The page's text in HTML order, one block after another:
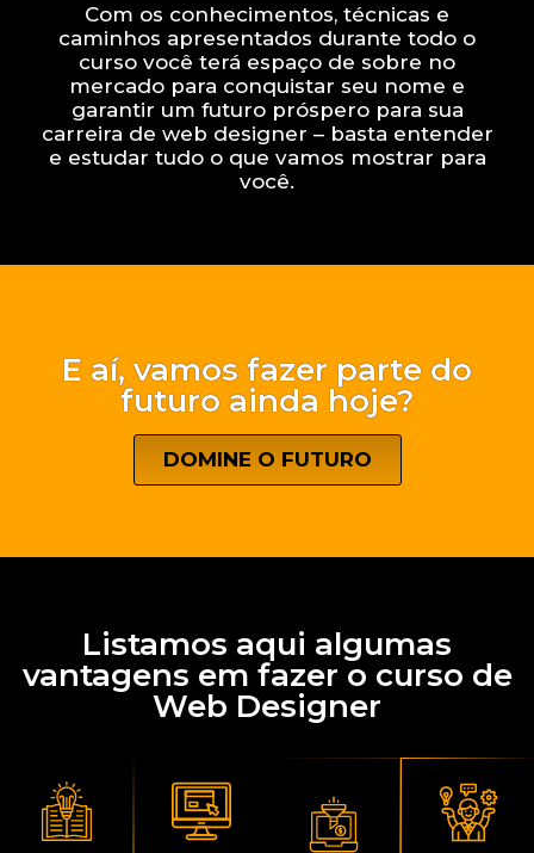
Com os conhecimentos, técnicas e
caminhos apresentados durante todo o
curso você terá espaço de sobre no
mercado para conquistar seu nome e
garantir um futuro próspero para sua
carreira de web designer – basta entender
e estudar tudo o que vamos mostrar para
você.
E aí, vamos fazer parte do
futuro ainda hoje?
DOMINE O FUTURO
Listamos aqui algumas
vantagens em fazer o curso de
Web Designer